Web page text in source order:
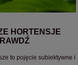
HORTENSJE
to pojęcie subiektywne i